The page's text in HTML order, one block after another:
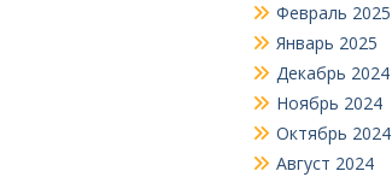
Февраль 2025
Январь 2025
Декабрь 2024
Ноябрь 2024
Октябрь 2024
Август 2024